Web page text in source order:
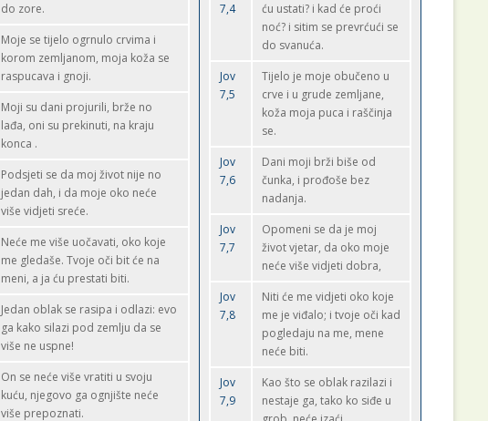
do zore.
Moje se tijelo ogrnulo crvima i
korom zemljanom, moja koža se
raspucava i gnoji.
Moji su dani projurili, brže no
lađa, oni su prekinuti, na kraju
konca .
Podsjeti se da moj život nije no
jedan dah, i da moje oko neće
više vidjeti sreće.
Neće me više uočavati, oko koje
me gledaše. Tvoje oči bit će na
meni, a ja ću prestati biti.
Jedan oblak se rasipa i odlazi: evo
ga kako silazi pod zemlju da se
više ne uspne!
On se neće više vratiti u svoju
kuću, njegovo ga ognjište neće
više prepoznati.
7,4
ću ustati? i kad će proći
noć? i sitim se prevrćući se
do svanuća.
Jov
7,5
Tijelo je moje obučeno u
crve i u grude zemljane,
koža moja puca i raščinja
se.
Jov
7,6
Dani moji brži biše od
čunka, i prođoše bez
nadanja.
Jov
7,7
Opomeni se da je moj
život vjetar, da oko moje
neće više vidjeti dobra,
Jov
7,8
Niti će me vidjeti oko koje
me je viđalo; i tvoje oči kad
pogledaju na me, mene
neće biti.
Jov
7,9
Kao što se oblak razilazi i
nestaje ga, tako ko siđe u